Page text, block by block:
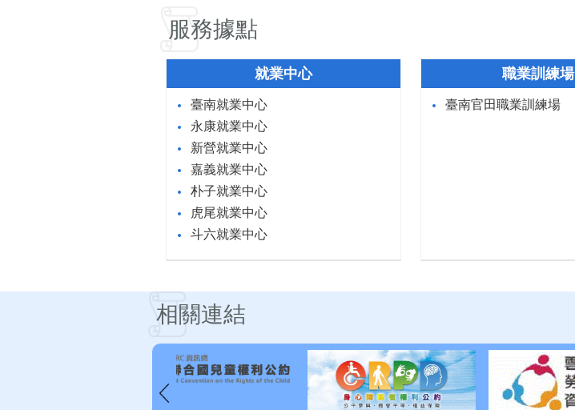
服務據點
就業中心
臺南就業中心
永康就業中心
新營就業中心
嘉義就業中心
朴子就業中心
虎尾就業中心
斗六就業中心
職業訓練場
臺南官田職業訓練場
相關連結